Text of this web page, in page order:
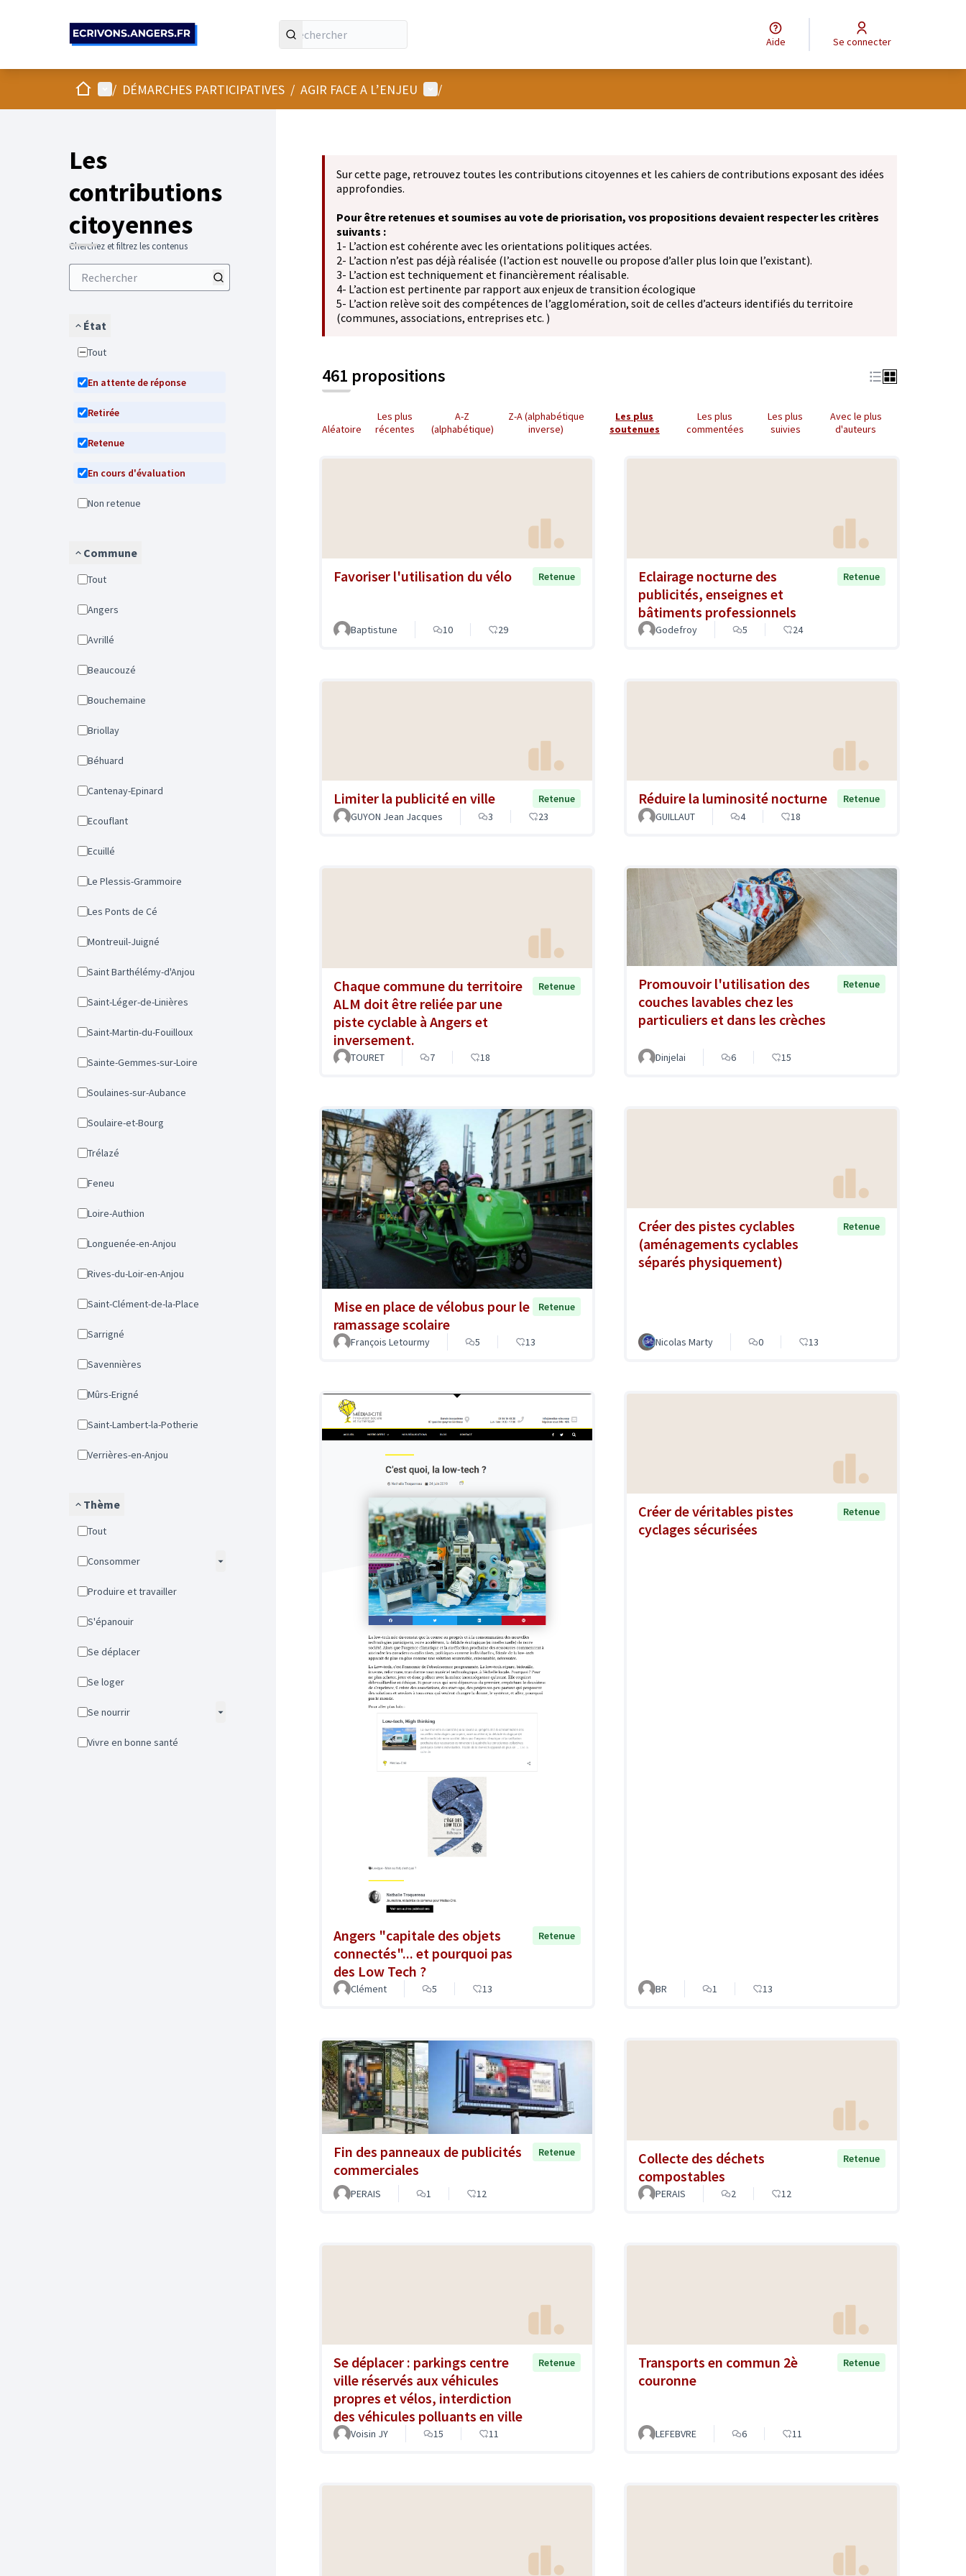
Aide Se connecter
AccueilMenu principal
/ DÉMARCHES PARTICIPATIVES / AGIR FACE A L’ENJEU Menu utilisateur
/
Les
contributions
citoyennes
Cherchez et filtrez les contenus
État
Tout
En attente de réponse
Retirée
Retenue
En cours d'évaluation
Non retenue
Commune
Tout
Angers
Avrillé
Beaucouzé
Bouchemaine
Briollay
Béhuard
Cantenay-Epinard
Ecouflant
Ecuillé
Le Plessis-Grammoire
Les Ponts de Cé
Montreuil-Juigné
Saint Barthélémy-d'Anjou
Saint-Léger-de-Linières
Saint-Martin-du-Fouilloux
Sainte-Gemmes-sur-Loire
Soulaines-sur-Aubance
Soulaire-et-Bourg
Trélazé
Feneu
Loire-Authion
Longuenée-en-Anjou
Rives-du-Loir-en-Anjou
Saint-Clément-de-la-Place
Sarrigné
Savennières
Mûrs-Erigné
Saint-Lambert-la-Potherie
Verrières-en-Anjou
Thème
Tout
Consommer
Produire et travailler
S'épanouir
Se déplacer
Se loger
Se nourrir
Vivre en bonne santé
Sur cette page, retrouvez toutes les contributions citoyennes et les cahiers de contributions exposant des idées
approfondies.
Pour être retenues et soumises au vote de priorisation, vos propositions devaient respecter les critères
suivants :
1- L’action est cohérente avec les orientations politiques actées.
2- L’action n’est pas déjà réalisée (l’action est nouvelle ou propose d’aller plus loin que l’existant).
3- L’action est techniquement et financièrement réalisable.
4- L’action est pertinente par rapport aux enjeux de transition écologique
5- L’action relève soit des compétences de l’agglomération, soit de celles d’acteurs identifiés du territoire
(communes, associations, entreprises etc. )
461 propositions
Aléatoire
Les plus
récentes
A-Z
(alphabétique)
Z-A (alphabétique
inverse)
Les plus
soutenues
Les plus
commentées
Les plus
suivies
Avec le plus
d'auteurs
Favoriser l'utilisation du vélo Retenue
Baptistune 10 29
Eclairage nocturne des
publicités, enseignes et
bâtiments professionnels
Retenue
Godefroy 5 24
Limiter la publicité en ville
Retenue
GUYON Jean Jacques
3 23
Réduire la luminosité nocturne
Retenue
GUILLAUT
4 18
Chaque commune du territoire
ALM doit être reliée par une
piste cyclable à Angers et
inversement.
Retenue
TOURET 7 18
Promouvoir l'utilisation des
couches lavables chez les
particuliers et dans les crèches
Retenue
Dinjelai 6 15
Mise en place de vélobus pour le
ramassage scolaire
Retenue
François Letourmy 5 13
Créer des pistes cyclables
(aménagements cyclables
séparés physiquement)
Retenue
Nicolas Marty 0 13
Angers "capitale des objets
connectés"... et pourquoi pas
des Low Tech ?
Retenue
Clément 5 13
Créer de véritables pistes
cyclages sécurisées
Retenue
BR 1 13
Fin des panneaux de publicités
commerciales
Retenue
PERAIS 1 12
Collecte des déchets
compostables
Retenue
PERAIS 2 12
Se déplacer : parkings centre
ville réservés aux véhicules
propres et vélos, interdiction
des véhicules polluants en ville
Retenue
Voisin JY 15 11
Transports en commun 2è
couronne
Retenue
LEFEBVRE 6 11